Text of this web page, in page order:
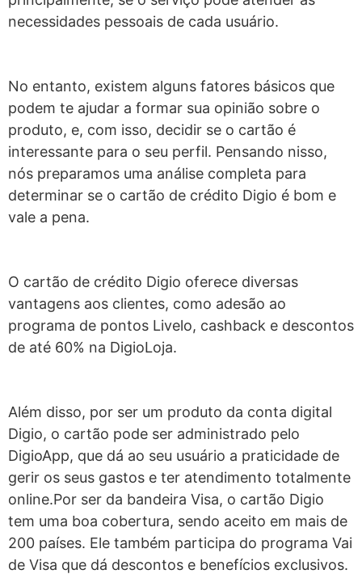
necessidades pessoais de cada usuário.
No entanto, existem alguns fatores básicos que
podem te ajudar a formar sua opinião sobre o
produto, e, com isso, decidir se o cartão é
interessante para o seu perfil. Pensando nisso,
nós preparamos uma análise completa para
determinar se o cartão de crédito Digio é bom e
vale a pena.
O cartão de crédito Digio oferece diversas
vantagens aos clientes, como adesão ao
programa de pontos Livelo, cashback e descontos
de até 60% na DigioLoja.
Além disso, por ser um produto da conta digital
Digio, o cartão pode ser administrado pelo
DigioApp, que dá ao seu usuário a praticidade de
gerir os seus gastos e ter atendimento totalmente
online.Por ser da bandeira Visa, o cartão Digio
tem uma boa cobertura, sendo aceito em mais de
200 países. Ele também participa do programa Vai
de Visa que dá descontos e benefícios exclusivos.